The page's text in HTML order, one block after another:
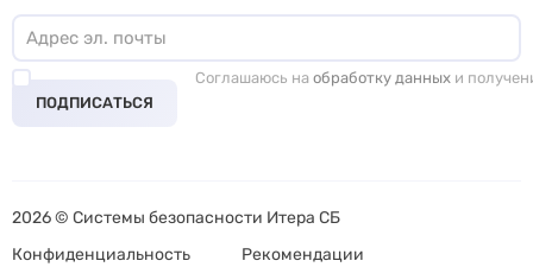
ПОДПИСАТЬСЯ
Соглашаюсь на обработку данных и
2026 © Системы безопасности Итера СБ
Конфиденциальность
Рекомендации